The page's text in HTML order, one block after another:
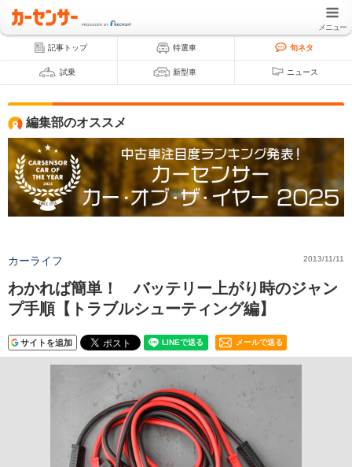
メニュー
記事トップ 特選車 旬ネタ
試乗 新型車 ニュース
編集部のオススメ
カーライフ 2013/11/11
わかれば簡単！ バッテリー上がり時のジャン
プ手順【トラブルシューティング編】
サイトを追加 メールで送る